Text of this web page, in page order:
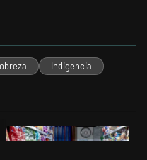
Indigencia
"Para Natalia Volosin el
Un artículo de tendencia con el